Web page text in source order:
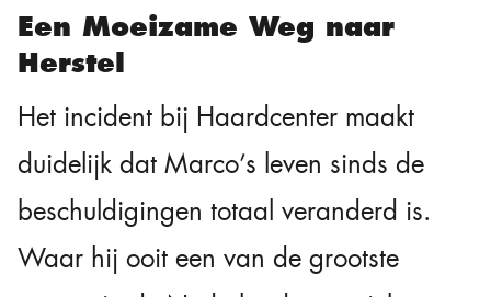
Een Moeizame Weg naar
Herstel
Het incident bij Haardcenter maakt
duidelijk dat Marco’s leven sinds de
beschuldigingen totaal veranderd is.
Waar hij ooit een van de grootste